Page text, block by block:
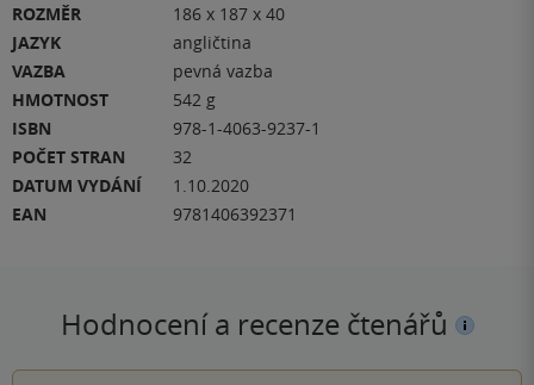
ROZMĚR
186 x 187 x 40
JAZYK
angličtina
VAZBA
pevná vazba
HMOTNOST
542 g
ISBN
978-1-4063-9237-1
POČET STRAN
32
DATUM VYDÁNÍ
1.10.2020
EAN
9781406392371
Hodnocení a recenze čtenářů